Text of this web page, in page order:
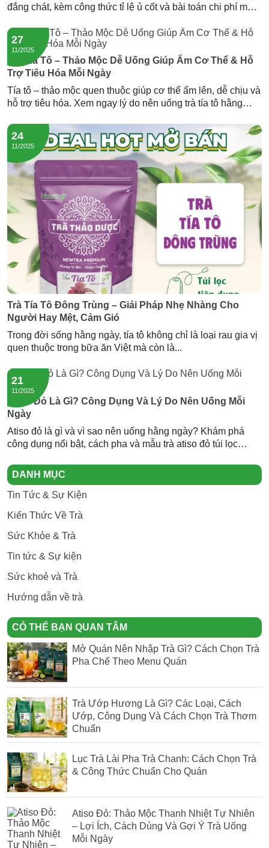
đắng chát, kèm công thức tỉ lệ ủ cốt và bài toán chi phí mỗi
27
11/2025
Trà Tía Tô – Thảo Mộc Dễ Uống Giúp Ấm Cơ Thể & Hỗ
Trợ Tiêu Hóa Mỗi Ngày
Tía tô – thảo mộc quen thuộc giúp cơ thể ấm lên, dễ chịu và
hỗ trợ tiêu hóa. Xem ngay lý do nên uống trà tía tô hằng
24
11/2025
Trà Tía Tô Đông Trùng – Giải Pháp Nhẹ Nhàng Cho
Người Hay Mệt, Cảm Gió
Trong đời sống hằng ngày, tía tô không chỉ là loại rau gia vị
quen thuộc trong bữa ăn Việt mà còn là...
21
11/2025
Atiso Đỏ Là Gì? Công Dụng Và Lý Do Nên Uống Mỗi
Ngày
Atiso đỏ là gì và vì sao nên uống hằng ngày? Khám phá
công dụng nổi bật, cách pha và mẫu trà atiso đỏ túi lọc
DANH MỤC
Tin Tức & Sự Kiện
Kiến Thức Về Trà
Sức Khỏe & Trà
Tin tức & Sự kiện
Sức khoẻ và Trà
Hướng dẫn về trà
CÓ THỂ BẠN QUAN TÂM
Mở Quán Nên Nhập Trà Gì? Cách Chọn Trà
Pha Chế Theo Menu Quán
Trà Ướp Hương Là Gì? Các Loại, Cách
Ướp, Công Dụng Và Cách Chọn Trà Thơm
Chuẩn
Lục Trà Lài Pha Trà Chanh: Cách Chọn Trà
& Công Thức Chuẩn Cho Quán
Atiso Đỏ: Thảo Mộc Thanh Nhiệt Tự Nhiên
– Lợi Ích, Cách Dùng Và Gợi Ý Trà Uống
Mỗi Ngày